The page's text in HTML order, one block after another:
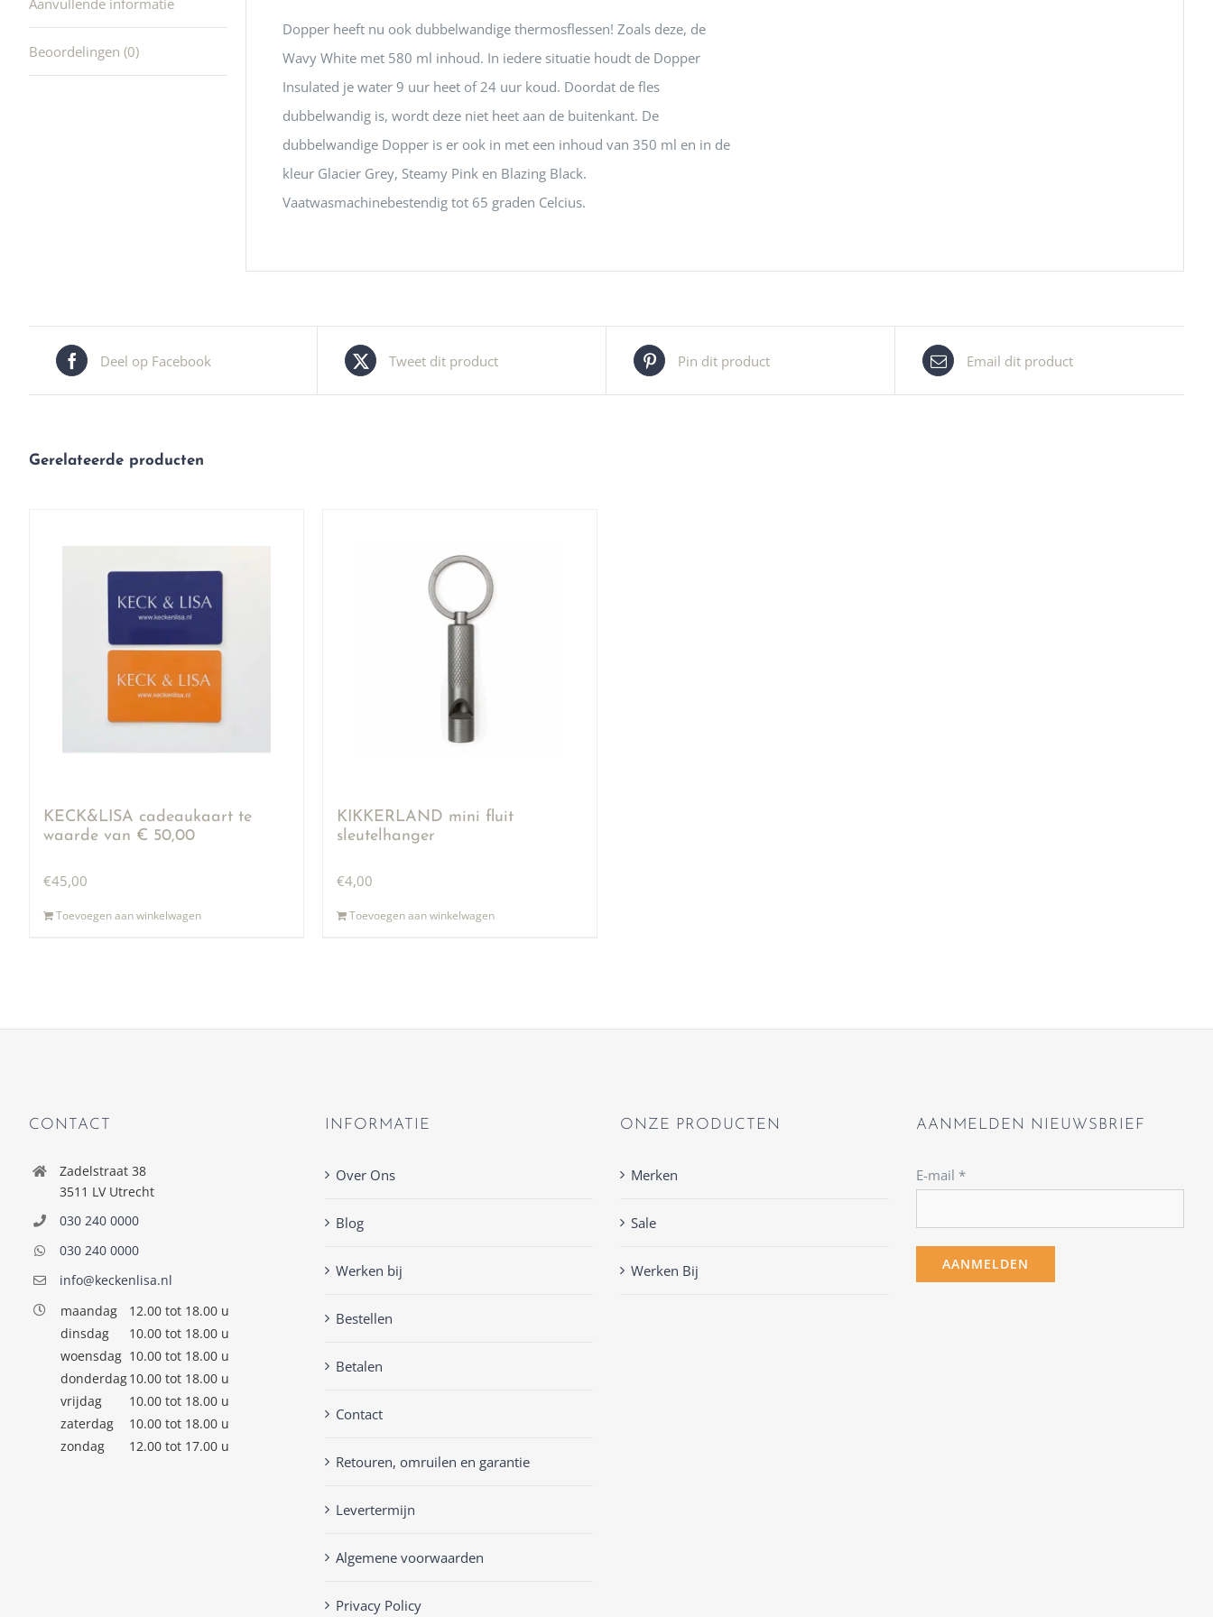
Beoordelingen (0)
Dopper heeft nu ook dubbelwandige thermosflessen! Zoals deze, de
Wavy White met 580 ml inhoud. In iedere situatie houdt de Dopper
Insulated je water 9 uur heet of 24 uur koud. Doordat de fles
dubbelwandig is, wordt deze niet heet aan de buitenkant. De
dubbelwandige Dopper is er ook in met een inhoud van 350 ml en in de
kleur Glacier Grey, Steamy Pink en Blazing Black.
Vaatwasmachinebestendig tot 65 graden Celcius.
Deel op Facebook Tweet dit product Pin dit product Email dit product
Gerelateerde producten
KECK&LISA cadeaukaart te
waarde van € 50,00
€45,00
Toevoegen aan winkelwagen
KIKKERLAND mini fluit
sleutelhanger
€4,00
Toevoegen aan winkelwagen
CONTACT
Zadelstraat 38
3511 LV Utrecht
030 240 0000
030 240 0000
info@keckenlisa.nl
maandag
12.00 tot 18.00 u
dinsdag
10.00 tot 18.00 u
woensdag 10.00 tot 18.00 u
donderdag10.00 tot 18.00 u
vrijdag
10.00 tot 18.00 u
zaterdag
10.00 tot 18.00 u
zondag
12.00 tot 17.00 u
INFORMATIE
Over Ons
Blog
Werken bij
Bestellen
Betalen
Contact
Retouren, omruilen en garantie
Levertermijn
Algemene voorwaarden
Privacy Policy
ONZE PRODUCTEN
Merken
Sale
Werken Bij
AANMELDEN NIEUWSBRIEF
E-mail *